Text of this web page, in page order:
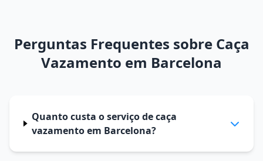
Perguntas Frequentes sobre Caça
Vazamento em Barcelona
Quanto custa o serviço de caça
vazamento em Barcelona?